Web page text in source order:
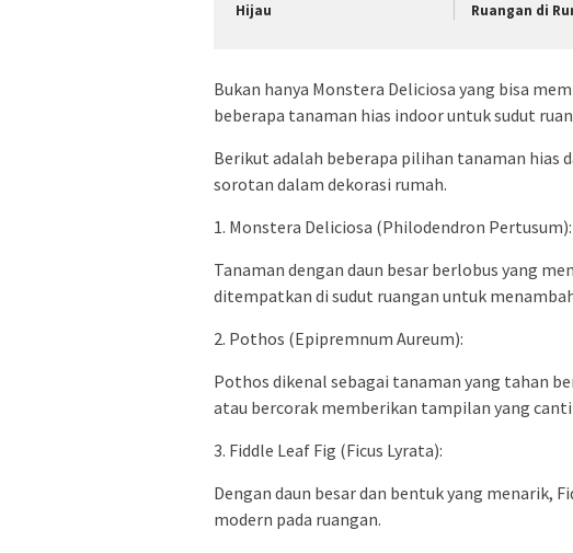
Hijau
Ruangan di
Bukan hanya Monstera Deliciosa yang bisa
beberapa tanaman hias indoor untuk sudut
Berikut adalah beberapa pilihan tanaman hias
sorotan dalam dekorasi rumah.
1. Monstera Deliciosa (Philodendron Pertusum):
Tanaman dengan daun besar berlobus yang
ditempatkan di sudut ruangan untuk
2. Pothos (Epipremnum Aureum):
Pothos dikenal sebagai tanaman yang tahan
atau bercorak memberikan tampilan yang
3. Fiddle Leaf Fig (Ficus Lyrata):
Dengan daun besar dan bentuk yang menarik,
modern pada ruangan.